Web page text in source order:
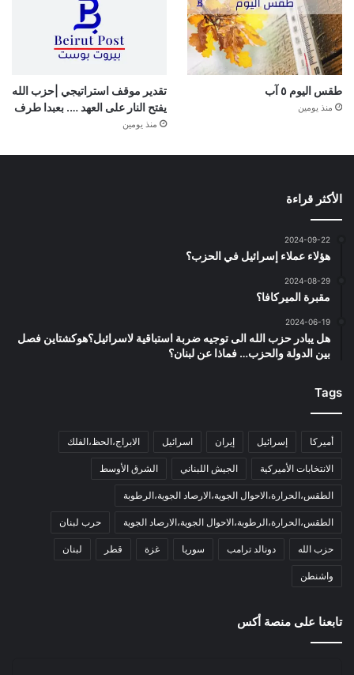
طقس اليوم ٥ آب
منذ يومين
تقدير موقف استراتيجي |حزب الله
يفتح النار على العهد …. بعبدا طرف
منذ يومين
الأكثر قراءة
2024-09-22
هؤلاء عملاء إسرائيل في الحزب؟
2024-08-29
مقبرة الميركافا؟
2024-06-19
هل يبادر حزب الله الى توجيه ضربة استباقية لاسرائيل؟هوكشتاين فصل
بين الدولة والحزب… فماذا عن لبنان؟
Tags
أميركا إسرائيل إيران اسرائيل الابراج،الحظ،الفلك
الانتخابات الأميركية الجيش اللبناني الشرق الأوسط
الطقس،الحرارة،الاحوال الجوية،الارصاد الجوية،الرطوبة
الطقس،الحرارة،الرطوبة،الاحوال الجوية،الارصاد الجوية حرب لبنان
حزب الله دونالد ترامب سوريا غزة قطر لبنان
واشنطن
تابعنا على منصة أكس